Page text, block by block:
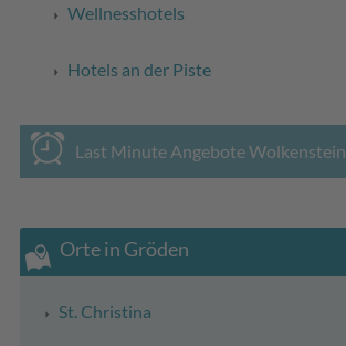
Wellnesshotels
Hotels an der Piste
Last Minute Angebote Wolkenstein
Orte in Gröden
St. Christina